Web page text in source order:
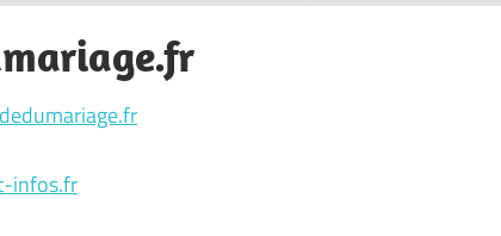
infos.fr